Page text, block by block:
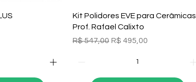
rápida Visualização rápida
Kit Polidores EVE para Cerâmicas
Prof. Rafael Calixto
Preço normal
R$ 547,00 Preço promocional
R$ 495,00